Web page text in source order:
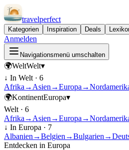
travelperfect
Kategorien Inspiration Deals
Anmelden
Navigationsmenü umschalten
🌍WeltWelt▾
↓ In Welt · 6
Afrika → Asien →Europa →
🌍KontinentEuropa▾
Welt · 6
Afrika → Asien →Europa →
↓ In Europa · 7
Albanien →Belgien →Bulgarien →
Entdecken in Europa